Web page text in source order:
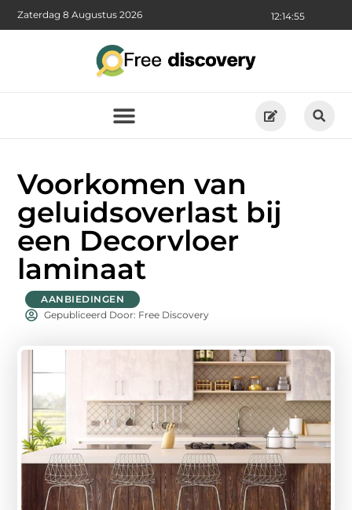
12:14:57
Zaterdag 8 Augustus 2026
Voorkomen van
geluidsoverlast bij
een Decorvloer
laminaat
AANBIEDINGEN
Gepubliceerd Door: Free Discovery